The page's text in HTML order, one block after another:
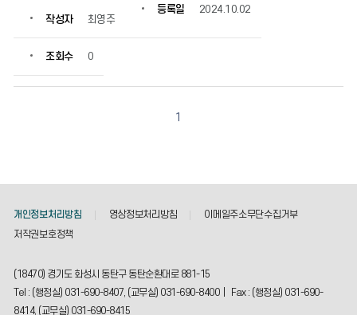
의
물
등
록
회
수
정
작성자 최영주
등록일 2024.10.02
조회수 0
1
개인정보처리방침 영상정보처리방침
이메일주소무단수집거부
저작권보호정책
(18470) 경기도 화성시 동탄구 동탄순환대로 881-15
Tel : (행정실) 031-690-8407, (교무실) 031-690-8400 | Fax : (행정실) 031-690-
8414, (교무실) 031-690-8415